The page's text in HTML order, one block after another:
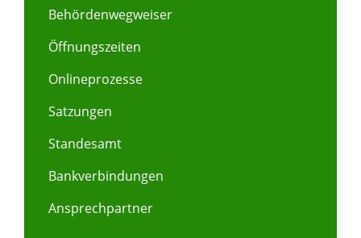
Behördenwegweiser
Öffnungszeiten
Onlineprozesse
Satzungen
Standesamt
Bankverbindungen
Ansprechpartner